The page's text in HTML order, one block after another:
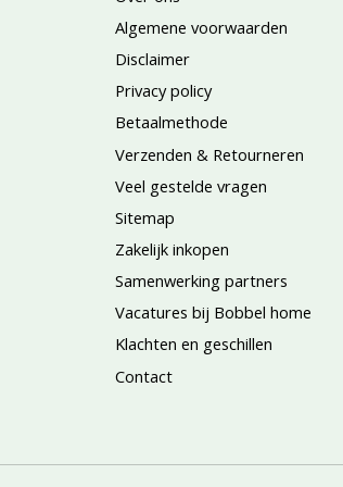
Algemene voorwaarden
Disclaimer
Privacy policy
Betaalmethode
Verzenden & Retourneren
Veel gestelde vragen
Sitemap
Zakelijk inkopen
Samenwerking partners
Vacatures bij Bobbel home
Klachten en geschillen
Contact